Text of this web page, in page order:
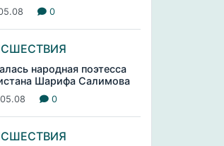
0
народная поэтесса
Шарифа Салимова
0